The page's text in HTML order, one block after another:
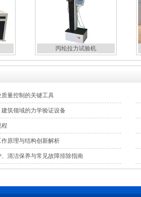
丙纶拉力试验机
量控制的关键工具
筑领域的力学验证设备
原理与结构创新解析
清洁保养与常见故障排除指南